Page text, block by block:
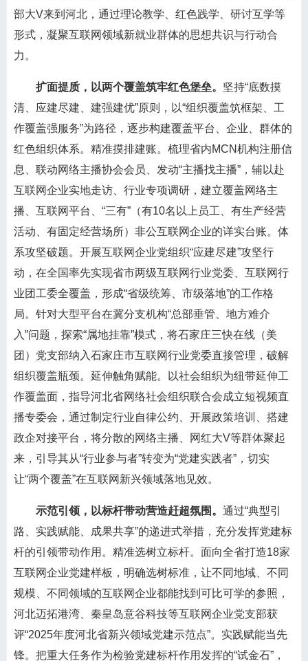
部大V来到河北，通过理论教学、红色践学、研讨互学等
形式，凝聚互联网领域新就业群体的思想共识与行动合
力。
扩面提质，以两个覆盖筑牢红色堡垒。 坚持“底数摸
清、应建尽建、建强建优”原则，以“组织覆盖筑框架、工
作覆盖强服务”为路径，逐步构建覆盖平台、企业、群体的
红色组织体系。精准摸排建账。梳理省内MCN机构注册信
息、联动网络主播协会会员、发动“主播找主播”，辅以赴
互联网企业实地走访、行业专项调研，建立覆盖网络主
播、互联网平台、“三有”（有10名以上员工、有生产经营
活动、有固定经营场所）非公互联网企业的详实台账。体
系攻坚破题。开展互联网企业党组织“应建尽建”攻坚行
动，在全国率先实现省市两级互联网行业党委、互联网行
业团工委全覆盖，形成“省级统筹、市级落地”的工作格
局。针对大型平台在冀分支机构“总部垂管、地方难介
入”问题，探索“属地挂靠”模式，将石家庄三快在线（美
团）党支部纳入石家庄市互联网行业党委直接管理，破解
组织覆盖瓶颈。延伸触角赋能。以社会组织为纽带延伸工
作覆盖面，指导河北省网络社会组织联合会成立短视频直
播专委会，通过制定行业自律公约、开展政策培训、搭建
政企对接平台，将分散的网络主播、网红大V等群体聚起
来，引导其从“行业参与者”转变为“党建实践者”，切实
让“两个覆盖”在互联网新兴领域落地见效。
示范引领，以标杆带动营造赶超氛围。 通过“典型引
路、实践赋能、成果共享”的递进式举措，充分发挥党建标
杆的引领带动作用。精准选树立标杆。面向全省打造18家
互联网企业党建样板，明确选树标准，让不同地域、不同
规模、不同领域的互联网企业都能找到可比可学的参照，
河北迈拓港湾、秦皇岛意谷科技等互联网企业党支部获
评“2025年度河北省新兴领域党建示范点”。实践赋能当先
锋。把重大任务作为检验党建标杆作用发挥的“试金石”，